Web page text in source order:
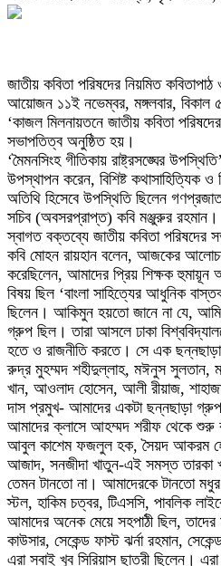
জাতীয় কবিতা পরিষদের নিয়মিত
আয়োজন ১১ই নভেম্বর, মঙ্গলবার, বিকাল
‘কাজল মিলনায়তনে জাতীয় কবিতা
সভাপতিত্ব অনুষ্ঠিত হয়।
‘মৈমনসিংহ গীতিকায় রাষ্ট্রসঙ্ঘের
উপস্থাপন করেন, বিশিষ্ট কথাসাহিত্যিক
অতিথি হিসেবে উপস্থিতি ছিলেন
সচিব (অবসরপ্রাপ্ত) কবি মঞ্জুরুর রহমান।
স্বাগত বক্তব্যে জাতীয় কবিতা পরিষদের
কবি মোহন রায়হান বলেন, আজকের
করেছিলেন, আমাদের প্রিয় শিক্ষক হুমায়ূন
বিষয় ছিল ‘বাংলা সাহিত্যের আধুনিক
ছিলেন। আকিমুন হয়তো জানে না যে,
গ্রুপ ছিল। তারা আসলে ঢাকা
হতে ও রাজনীতি করতে। সে এক
রুদ্র মুহম্মদ শহীদুল্লাহ, মঈনুস সুলতান,
খান, আওলাদ হোসেন, আলী রীয়াজ,
দাস প্রমুখ- আমাদের একটা ছন্নছাড়া
আমাদের ক্লাসে আহম্মদ শরীফ থেকে শুরু
আবুল কাশেম ফজলুল হক, সৈয়দ আকরম
আজাদ, সনজীদা খাতুন-এই সমস্ত তারকা
তেমন টানতো না। আমাদেরকে টানতো
স্টল, হাকিম চত্বর, টিএসসি, পাবলিক
আমাদের অনেক মেয়ে সহপাঠী ছিল,
কাউসার, সেকেন্ড ফাস্ট ঝর্না রহমান,
এরা সবাই খুব সিরিয়াস ছাত্রী ছিলেন।